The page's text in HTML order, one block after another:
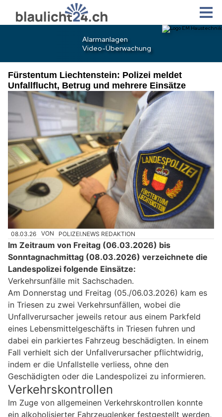
Fürstentum Liechtenstein: Polizei meldet
Unfallflucht, Betrug und mehrere Einsätze
08.03.26 VON POLIZEI.NEWS REDAKTION
Im Zeitraum von Freitag (06.03.2026) bis
Sonntagnachmittag (08.03.2026) verzeichnete die
Landespolizei folgende Einsätze:
Verkehrsunfälle mit Sachschaden.
Am Donnerstag und Freitag (05./06.03.2026) kam es
in Triesen zu zwei Verkehrsunfällen, wobei die
Unfallverursacher jeweils retour aus einem Parkfeld
eines Lebensmittelgeschäfts in Triesen fuhren und
dabei ein parkiertes Fahrzeug beschädigten. In einem
Fall verhielt sich der Unfallverursacher pflichtwidrig,
indem er die Unfallstelle verliess, ohne den
Geschädigten oder die Landespolizei zu informieren.
Verkehrskontrollen
Im Zuge von allgemeinen Verkehrskontrollen konnte
ein alkoholisierter Fahrzeuglenker festgestellt werden,